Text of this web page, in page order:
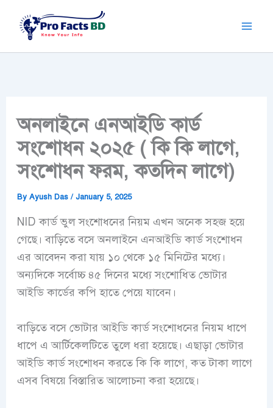
content
অনলাইনে এনআইডি কার্ড
সংশোধন ২০২৫ ( কি কি লাগে,
সংশোধন ফরম, কতদিন লাগে)
By Ayush Das /January 5, 2025
NID কার্ড ভুল সংশোধনের নিয়ম এখন অনেক সহজ হয়ে
গেছে। বাড়িতে বসে অনলাইনে এনআইডি কার্ড সংশোধন
এর আবেদন করা যায় ১০ থেকে ১৫ মিনিটের মধ্যে।
অন্যদিকে সর্বোচ্চ ৪৫ দিনের মধ্যে সংশোধিত ভোটার
আইডি কার্ডের কপি হাতে পেয়ে যাবেন।
বাড়িতে বসে ভোটার আইডি কার্ড সংশোধনের নিয়ম ধাপে
ধাপে এ আর্টিকেলটিতে তুলে ধরা হয়েছে। এছাড়া ভোটার
আইডি কার্ড সংশোধন করতে কি কি লাগে, কত টাকা লাগে
এসব বিষয়ে বিস্তারিত আলোচনা করা হয়েছে।